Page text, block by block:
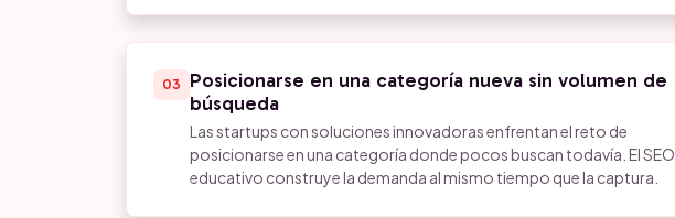
03
Posicionarse en una categoría nueva sin volumen de
búsqueda
Las startups con soluciones innovadoras enfrentan el reto de
posicionarse en una categoría donde pocos buscan todavía. El SEO
educativo construye la demanda al mismo tiempo que la captura.